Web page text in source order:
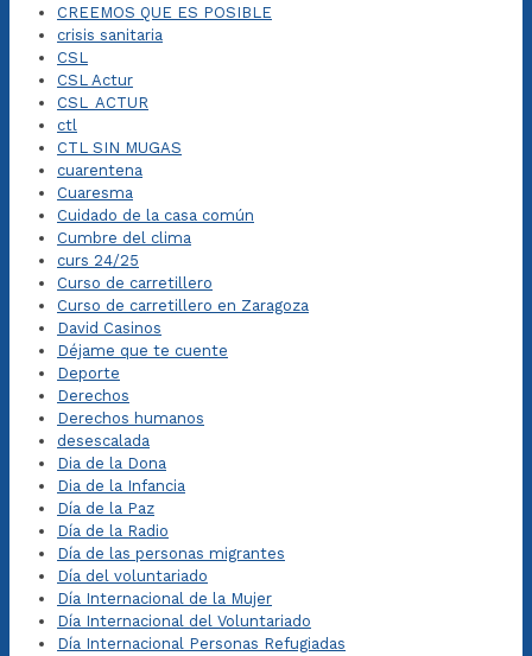
CREEMOS QUE ES POSIBLE
crisis sanitaria
CSL
CSL Actur
CSL_ACTUR
ctl
CTL SIN MUGAS
cuarentena
Cuaresma
Cuidado de la casa común
Cumbre del clima
curs 24/25
Curso de carretillero
Curso de carretillero en Zaragoza
David Casinos
Déjame que te cuente
Deporte
Derechos
Derechos humanos
desescalada
Dia de la Dona
Dia de la Infancia
Día de la Paz
Día de la Radio
Día de las personas migrantes
Día del voluntariado
Día Internacional de la Mujer
Día Internacional del Voluntariado
Día Internacional Personas Refugiadas